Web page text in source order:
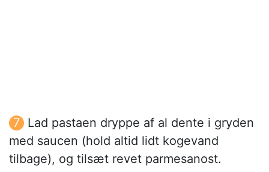
Lad pastaen dryppe af al dente i gryden
med saucen (hold altid lidt kogevand
tilbage), og tilsæt revet parmesanost.